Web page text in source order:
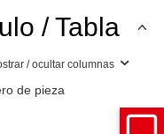
/ Tabla
/ ocultar columnas
de pieza